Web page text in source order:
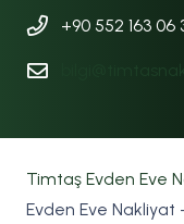
+90 552 163 06
Timtaş Evden Eve
Evden Eve Nakliyat